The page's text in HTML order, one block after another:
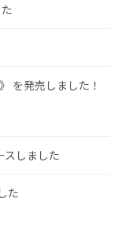
を発売しました！
スしました
た